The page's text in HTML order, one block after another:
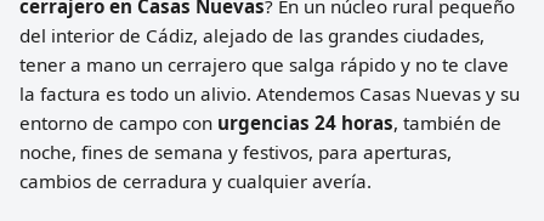
cerrajero en Casas Nuevas? En un núcleo rural pequeño
del interior de Cádiz, alejado de las grandes ciudades,
tener a mano un cerrajero que salga rápido y no te clave
la factura es todo un alivio. Atendemos Casas Nuevas y su
entorno de campo con urgencias 24 horas, también de
noche, fines de semana y festivos, para aperturas,
cambios de cerradura y cualquier avería.